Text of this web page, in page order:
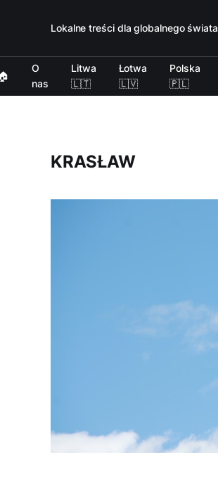
Lokalne treści dla globalnego świata
O
nas
Litwa
🇱🇹
Łotwa
🇱🇻
Polska
🇵🇱
KRASŁAW